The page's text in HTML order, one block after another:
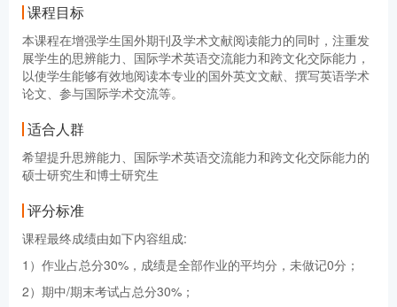
课程目标
本课程在增强学生国外期刊及学术文献阅读能力的同时，注重发
展学生的思辨能力、国际学术英语交流能力和跨文化交际能力，
以使学生能够有效地阅读本专业的国外英文文献、撰写英语学术
论文、参与国际学术交流等。
适合人群
希望提升思辨能力、国际学术英语交流能力和跨文化交际能力的
硕士研究生和博士研究生
评分标准
课程最终成绩由如下内容组成:
1）作业占总分30%，成绩是全部作业的平均分，未做记0分；
2）期中/期末考试占总分30%；